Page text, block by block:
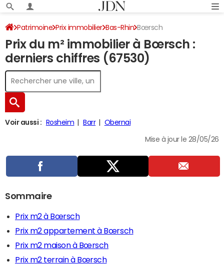
Patrimoine Prix immobilier Bas-Rhin Bœrsch
Prix du m² immobilier à Bœrsch :
derniers chiffres (67530)
Voir aussi : Rosheim Barr Obernai
Mise à jour le 28/05/26
Sommaire
Prix m2 à Bœrsch
Prix m2 appartement à Bœrsch
Prix m2 maison à Bœrsch
Prix m2 terrain à Bœrsch